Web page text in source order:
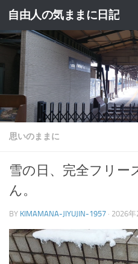
コンテンツへスキップ
自由人の気ままに日記
思いのままに
雪の日、完全フリー
ん。
BY KIMAMANA-JIYUJIN-1957 · 2026年